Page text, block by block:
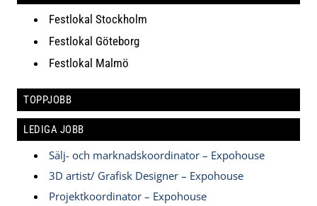
Festlokal Stockholm
Festlokal Göteborg
Festlokal Malmö
TOPPJOBB
LEDIGA JOBB
Sälj- och marknadskoordinator – Expohouse
3D artist/ Grafisk Designer – Expohouse
Projektkoordinator – Expohouse